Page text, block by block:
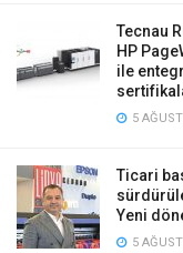
Tecnau
HP
ile
5
Ticari
Yeni
5